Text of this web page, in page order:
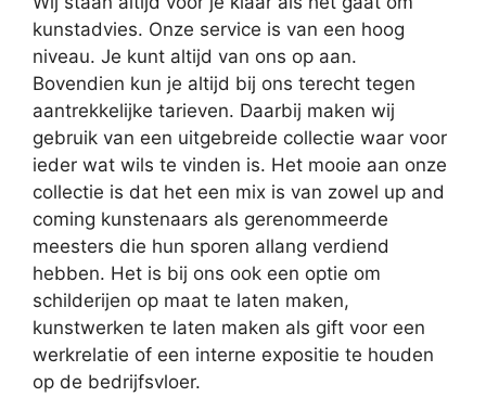
kunstadvies. Onze service is van een hoog
niveau. Je kunt altijd van ons op aan.
Bovendien kun je altijd bij ons terecht tegen
aantrekkelijke tarieven. Daarbij maken wij
gebruik van een uitgebreide collectie waar voor
ieder wat wils te vinden is. Het mooie aan onze
collectie is dat het een mix is van zowel up and
coming kunstenaars als gerenommeerde
meesters die hun sporen allang verdiend
hebben. Het is bij ons ook een optie om
schilderijen op maat te laten maken,
kunstwerken te laten maken als gift voor een
werkrelatie of een interne expositie te houden
op de bedrijfsvloer.